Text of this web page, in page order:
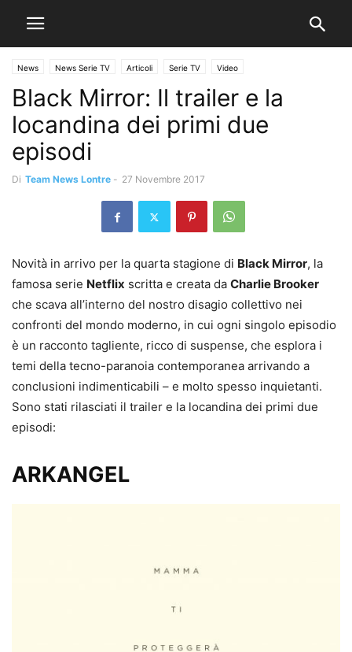
News News Serie TV Articoli Serie TV Video
Black Mirror: Il trailer e la
locandina dei primi due
episodi
Di Team News Lontre - 27 Novembre 2017
Novità in arrivo per la quarta stagione di Black Mirror, la
famosa serie Netflix scritta e creata da Charlie Brooker
che scava all’interno del nostro disagio collettivo nei
confronti del mondo moderno, in cui ogni singolo episodio
è un racconto tagliente, ricco di suspense, che esplora i
temi della tecno-paranoia contemporanea arrivando a
conclusioni indimenticabili – e molto spesso inquietanti.
Sono stati rilasciati il trailer e la locandina dei primi due
episodi:
ARKANGEL